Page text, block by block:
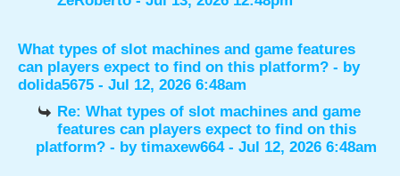
What types of slot machines and game features
can players expect to find on this platform? - by
dolida5675 - Jul 12, 2026 6:48am
Re: What types of slot machines and game
features can players expect to find on this
platform? - by timaxew664- Jul 12, 2026 6:48am